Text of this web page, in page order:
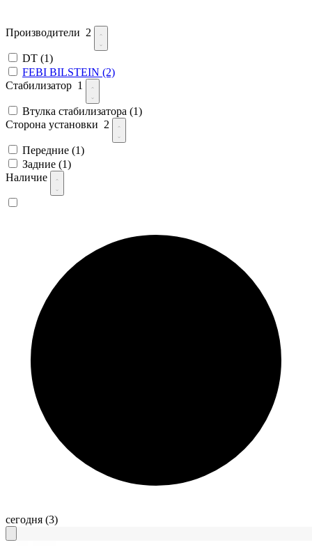
Производители 2
DT (1)
FEBI BILSTEIN (2)
Стабилизатор 1
Втулка стабилизатора (1)
Сторона установки 2
Передние (1)
Задние (1)
Наличие
сегодня (3)